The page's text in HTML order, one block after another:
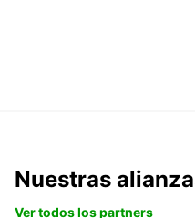
Nuestras
Ver todos los partners